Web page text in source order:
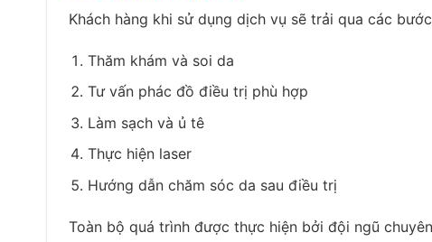
Khách hàng khi sử dụng dịch vụ sẽ trải qua các
Thăm khám và soi da
Tư vấn phác đồ điều trị phù hợp
Làm sạch và ủ tê
Thực hiện laser
Hướng dẫn chăm sóc da sau điều trị
Toàn bộ quá trình được thực hiện bởi đội ngũ